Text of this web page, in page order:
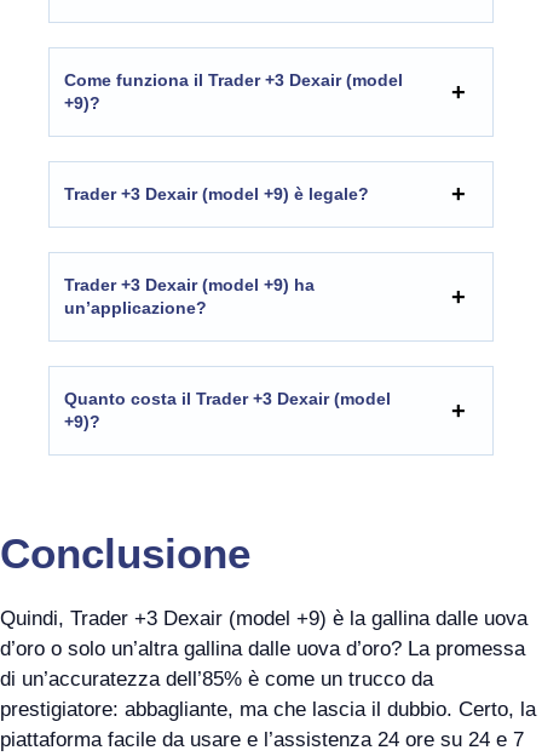
Come funziona il Trader +3 Dexair (model
+9)?
Trader +3 Dexair (model +9) è legale?
Trader +3 Dexair (model +9) ha
un’applicazione?
Quanto costa il Trader +3 Dexair (model
+9)?
Conclusione
Quindi, Trader +3 Dexair (model +9) è la gallina dalle uova
d’oro o solo un’altra gallina dalle uova d’oro? La promessa
di un’accuratezza dell’85% è come un trucco da
prestigiatore: abbagliante, ma che lascia il dubbio. Certo, la
piattaforma facile da usare e l’assistenza 24 ore su 24 e 7